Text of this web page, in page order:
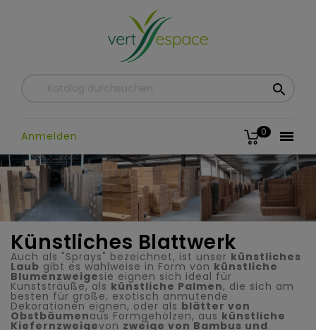


0
Anmelden
Künstliches Blattwerk
Auch als "Sprays" bezeichnet, ist unser künstliches
Laub gibt es wahlweise in Form von künstliche
Blumenzweigesie eignen sich ideal für
Kunststräuße, als künstliche Palmen, die sich am
besten für große, exotisch anmutende
Dekorationen eignen, oder als blätter von
Obstbäumenaus Formgehölzen, aus künstliche
Kiefernzweigevon zweige von Bambus und